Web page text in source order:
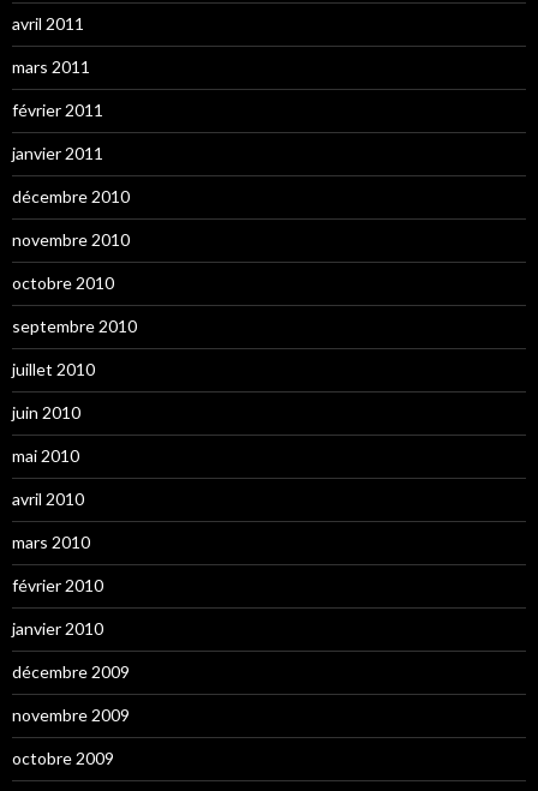
avril 2011
mars 2011
février 2011
janvier 2011
décembre 2010
novembre 2010
octobre 2010
septembre 2010
juillet 2010
juin 2010
mai 2010
avril 2010
mars 2010
février 2010
janvier 2010
décembre 2009
novembre 2009
octobre 2009